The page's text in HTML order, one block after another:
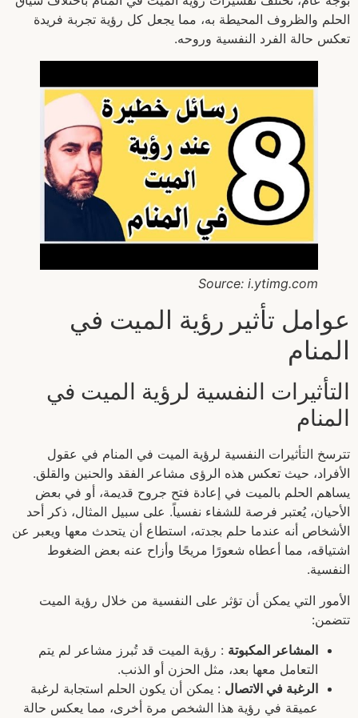
الحلم والظروف المحيطة به، مما يجعل كل رؤية تجربة فريدة
تعكس حالة الفرد النفسية وروحه.
Source: i.ytimg.com
عوامل تأثير رؤية الميت في
المنام
التأثيرات النفسية لرؤية الميت في
المنام
تترسخ التأثيرات النفسية لرؤية الميت في المنام في عقول
الأفراد، حيث تعكس هذه الرؤى مشاعر الفقد والحنين والقلق.
يساهم الحلم بالميت في إعادة فتح جروح قديمة، أو في بعض
الأحيان، يُعتبر فرصة للشفاء نفسياً. على سبيل المثال، ذكر أحد
الأشخاص أنه عندما حلم بجدته، استطاع أن يتحدث معها ويعبر عن
اشتياقه، مما أعطاه شعورًا مريحًا وأزاح عنه بعض الضغوط
النفسية.
الأمور التي يمكن أن تؤثر على النفسية من خلال رؤية الميت
تتضمن:
المشاعر المكبوتة : رؤية الميت قد تُبرز مشاعر لم يتم
التعامل معها بعد، مثل الحزن أو الذنب.
الرغبة في الاتصال : يمكن أن يكون الحلم استجابة لرغبة
عميقة في رؤية هذا الشخص مرة أخرى، مما يعكس حالة